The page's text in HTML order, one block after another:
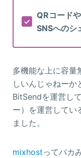
QRコード
SNSへのシ
多機能な上に容量
しいんじゃねーか
BitSendを運営し
ー）を運営してい
ました。
mixhostってバカ